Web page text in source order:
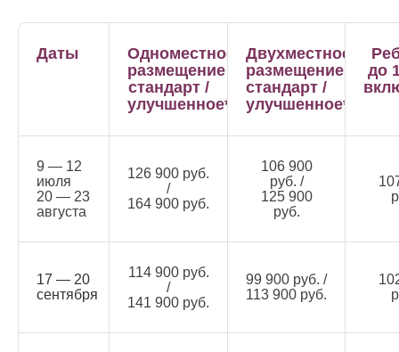
Даты
Одноместное
размещение
стандарт /
улучшенное*
Двухместное
размещение
стандарт /
улучшенное*
до
9 — 12
июля
20 — 23
августа
126 900 руб.
/
164 900 руб.
106 900
руб. /
125 900
руб.
17 — 20
сентября
114 900 руб.
/
141 900 руб.
99 900 руб. /
113 900 руб.